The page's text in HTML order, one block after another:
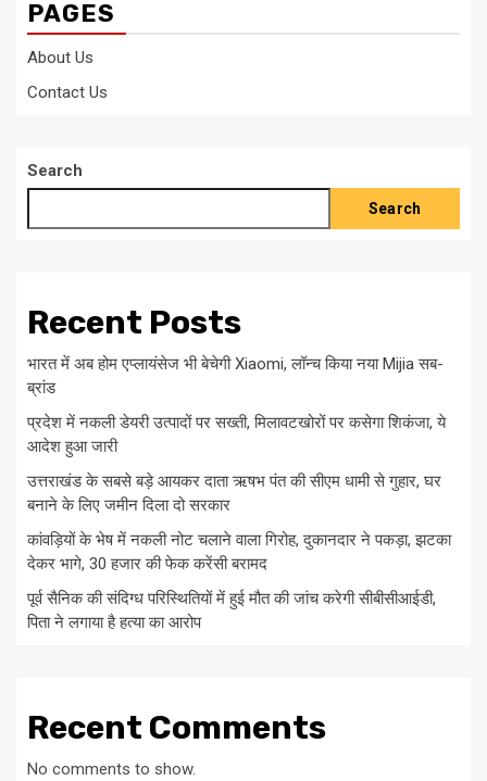
PAGES
About Us
Contact Us
Search
Search
Recent Posts
भारत में अब होम एप्लायंसेज भी बेचेगी Xiaomi, लॉन्च किया नया Mijia सब-
ब्रांड
प्रदेश में नकली डेयरी उत्पादों पर सख्ती, मिलावटखोरों पर कसेगा शिकंजा, ये
आदेश हुआ जारी
उत्तराखंड के सबसे बड़े आयकर दाता ऋषभ पंत की सीएम धामी से गुहार, घर
बनाने के लिए जमीन दिला दो सरकार
कांवड़ियों के भेष में नकली नोट चलाने वाला गिरोह, दुकानदार ने पकड़ा, झटका
देकर भागे, 30 हजार की फेक करेंसी बरामद
पूर्व सैनिक की संदिग्ध परिस्थितियों में हुई मौत की जांच करेगी सीबीसीआईडी,
पिता ने लगाया है हत्या का आरोप
Recent Comments
No comments to show.